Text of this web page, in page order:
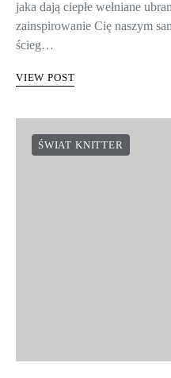
jaka dają ciepłe wełniane
zainspirowanie Cię naszym
ścieg…
VIEW POST
ŚWIAT KNITTER